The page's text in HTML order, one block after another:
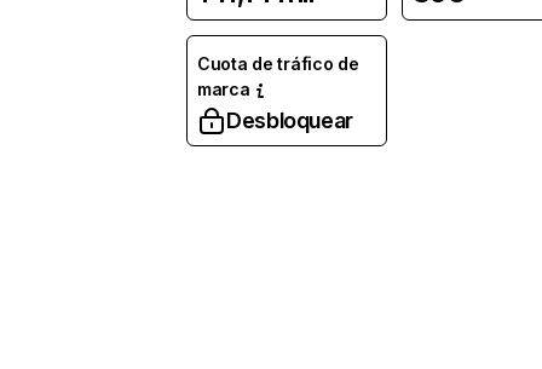
Cuota de tráfico de
marca
Desbloquear